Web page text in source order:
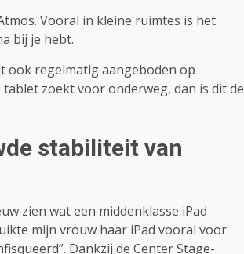
Vooral in kleine ruimtes is het
bij je hebt.
ook regelmatig aangeboden op
zoekt voor onderweg, dan is dit de
stabiliteit van
zien wat een middenklasse iPad
mijn vrouw haar iPad vooral voor
Dankzij de Center Stage-